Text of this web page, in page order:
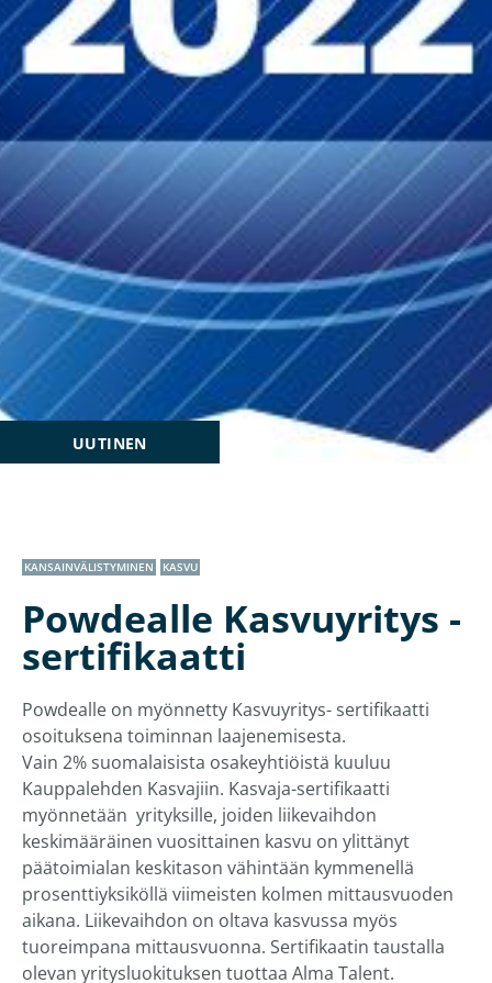
UUTINEN
KANSAINVÄLISTYMINEN KASVU
Powdealle Kasvuyritys -
sertifikaatti
Powdealle on myönnetty Kasvuyritys- sertifikaatti
osoituksena toiminnan laajenemisesta.
Vain 2% suomalaisista osakeyhtiöistä kuuluu
Kauppalehden Kasvajiin. Kasvaja-sertifikaatti
myönnetään yrityksille, joiden liikevaihdon
keskimääräinen vuosittainen kasvu on ylittänyt
päätoimialan keskitason vähintään kymmenellä
prosenttiyksiköllä viimeisten kolmen mittausvuoden
aikana. Liikevaihdon on oltava kasvussa myös
tuoreimpana mittausvuonna. Sertifikaatin taustalla
olevan yritysluokituksen tuottaa Alma Talent.